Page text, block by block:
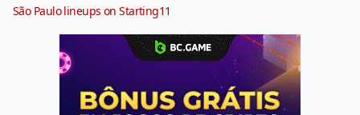
São Paulo lineups on Starting11